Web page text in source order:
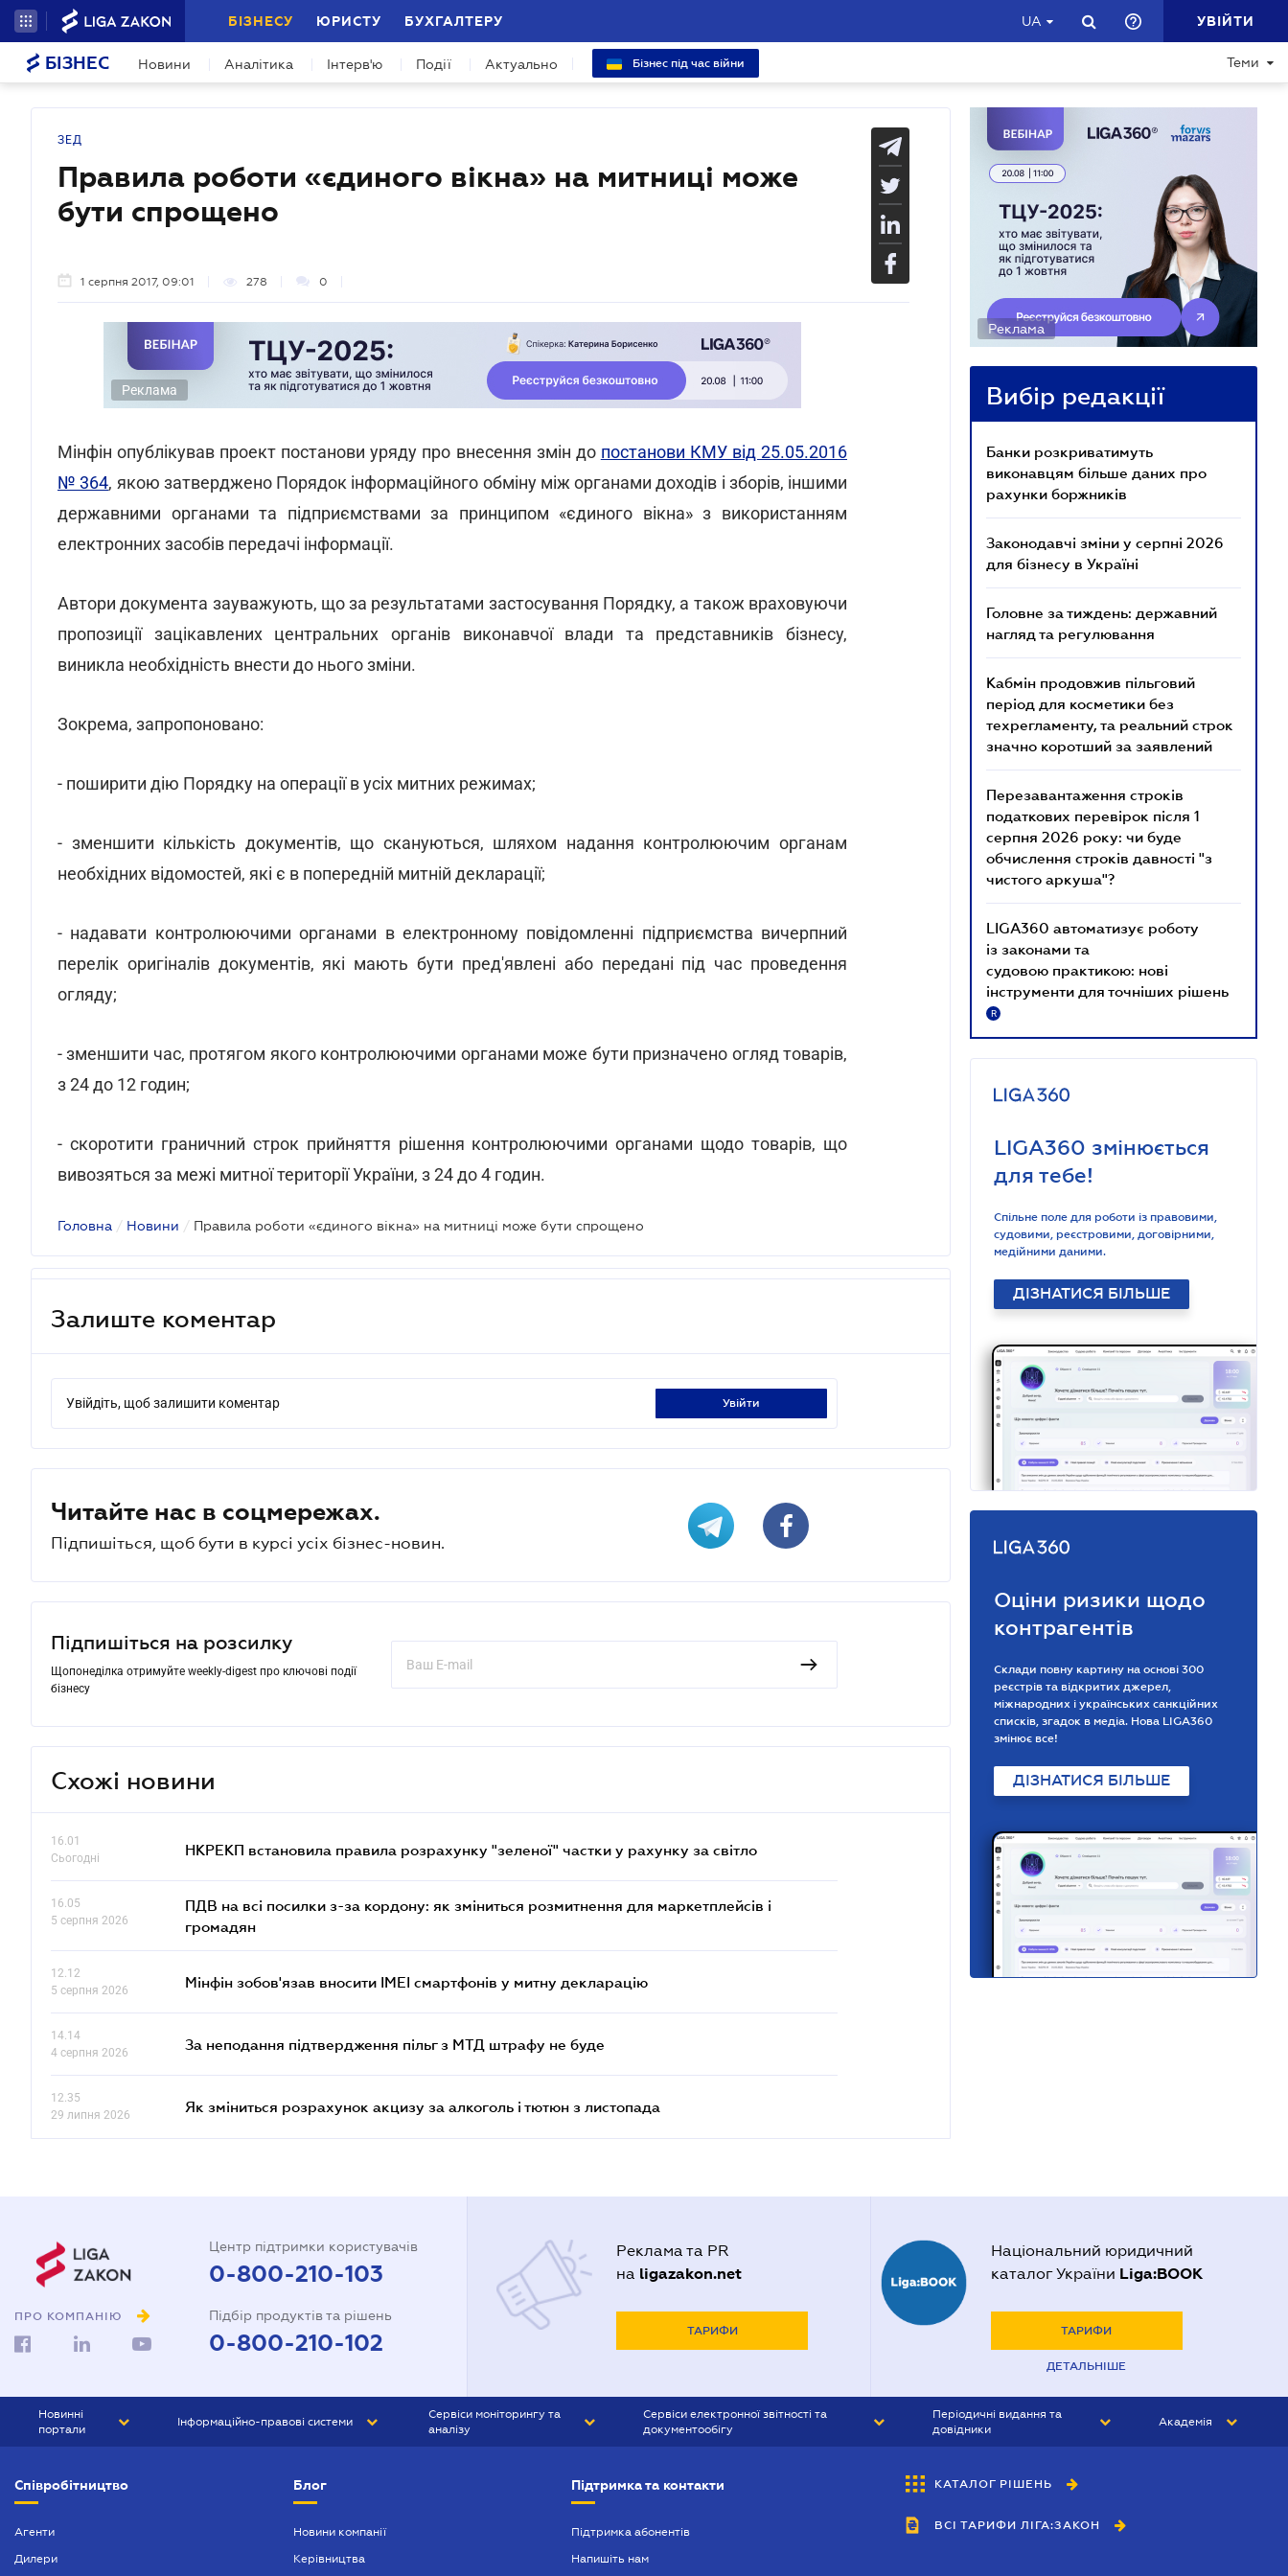
БІЗНЕСУ ЮРИСТУ БУХГАЛТЕРУ UA УВІЙТИ
БІЗНЕС Новини Аналітика Інтерв'ю Події Актуально Бізнес під час війни Теми
ЗЕД
Правила роботи «єдиного вікна» на митниці може
бути спрощено
1 серпня 2017, 09:01 278 0
Реклама
Мінфін опублікував проект постанови уряду про внесення змін до постанови КМУ від 25.05.2016
№ 364, якою затверджено Порядок інформаційного обміну між органами доходів і зборів, іншими
державними органами та підприємствами за принципом «єдиного вікна» з використанням
електронних засобів передачі інформації.
Автори документа зауважують, що за результатами застосування Порядку, а також враховуючи
пропозиції зацікавлених центральних органів виконавчої влади та представників бізнесу,
виникла необхідність внести до нього зміни.
Зокрема, запропоновано:
- поширити дію Порядку на операції в усіх митних режимах;
- зменшити кількість документів, що скануються, шляхом надання контролюючим органам
необхідних відомостей, які є в попередній митній декларації;
- надавати контролюючими органами в електронному повідомленні підприємства вичерпний
перелік оригіналів документів, які мають бути пред'явлені або передані під час проведення
огляду;
- зменшити час, протягом якого контролюючими органами може бути призначено огляд товарів,
з 24 до 12 годин;
- скоротити граничний строк прийняття рішення контролюючими органами щодо товарів, що
вивозяться за межі митної території України, з 24 до 4 годин.
Головна / Новини / Правила роботи «єдиного вікна» на митниці може бути спрощено
Залиште коментар
Увійдіть, щоб залишити коментар увійти
Читайте нас в соцмережах.
Підпишіться, щоб бути в курсі усіх бізнес-новин.
Підпишіться на розсилку
Щопонеділка отримуйте weekly-digest про ключові події
бізнесу
Схожі новини
16.01
Сьогодні
НКРЕКП встановила правила розрахунку "зеленої" частки у рахунку за світло
16.05
5 серпня 2026
ПДВ на всі посилки з-за кордону: як зміниться розмитнення для маркетплейсів і
громадян
12.12
5 серпня 2026
Мінфін зобов'язав вносити IMEI смартфонів у митну декларацію
14.14
4 серпня 2026
За неподання підтвердження пільг з МТД штрафу не буде
12.35
29 липня 2026
Як зміниться розрахунок акцизу за алкоголь і тютюн з листопада
Реклама
Вибір редакції
Банки розкриватимуть
виконавцям більше даних про
рахунки боржників
Законодавчі зміни у серпні 2026
для бізнесу в Україні
Головне за тиждень: державний
нагляд та регулювання
Кабмін продовжив пільговий
період для косметики без
техрегламенту, та реальний строк
значно коротший за заявлений
Перезавантаження строків
податкових перевірок після 1
серпня 2026 року: чи буде
обчислення строків давності "з
чистого аркуша"?
LIGA360 автоматизує роботу
із законами та
судовою практикою: нові
інструменти для точніших рішень
R
LIGA360 змінюється
для тебе!
Спільне поле для роботи із правовими,
судовими, реєстровими, договірними,
медійними даними.
ДІЗНАТИСЯ БІЛЬШЕ
Оціни ризики щодо
контрагентів
Склади повну картину на основі 300
реєстрів та відкритих джерел,
міжнародних і українських санкційних
списків, згадок в медіа. Нова LIGA360
змінює все!
ДІЗНАТИСЯ БІЛЬШЕ
ПРО КОМПАНІЮ
Центр підтримки користувачів
0-800-210-103
Підбір продуктів та рішень
0-800-210-102
Реклама та PR
на ligazakon.net
ТАРИФИ
Національний юридичний
каталог України Liga:BOOK
ТАРИФИ
ДЕТАЛЬНІШЕ
Новинні
портали
БІЗНЕС
Інформаційно-правові системи
БУХГАЛТЕР ПРОФ
Сервіси моніторингу та
аналізу
Сервіси електронної звітності та
документообігу
Періодичні видання та
довідники
БУХГАЛТЕР&ЗАКОН
ВІСНИК МСФЗ
Академія
Співробітництво
Агенти
Дилери
Блог
Новини компанії
Керівництва
Підтримка та контакти
Підтримка абонентів
Напишіть нам
КАТАЛОГ РІШЕНЬ
ВСІ ТАРИФИ ЛІГА:ЗАКОН